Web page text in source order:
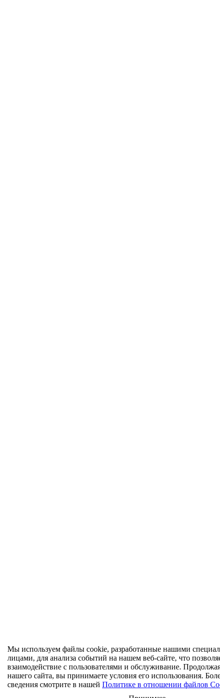
Мы используем файлы cookie, разработанные нашими
лицами, для анализа событий на нашем веб-сайте, что
взаимодействие с пользователями и обслуживание.
нашего сайта, вы принимаете условия его использования.
сведения смотрите в нашей Политике в отношении файлов